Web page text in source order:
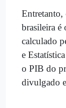
brasileira
calculado
e
o PIB do
divulgado